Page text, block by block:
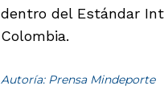
dentro del Estándar
Colombia.
Autoría: Prensa Mindeporte